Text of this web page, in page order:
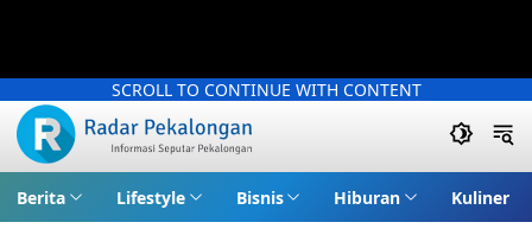
SCROLL TO CONTINUE WITH CONTENT
Berita Lifestyle Bisnis Hiburan Kuliner